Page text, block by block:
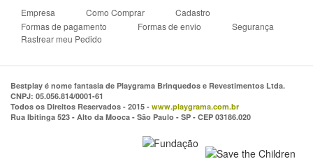
Empresa Como Comprar
Cadastro
Formas de pagamento
Formas de envio
Segurança
Rastrear meu Pedido
Bestplay é nome fantasia de Playgrama Brinquedos e Revestimentos Ltda.
CNPJ: 05.056.814/0001-61
Todos os Direitos Reservados - 2015 - www.playgrama.com.br
Rua Ibitinga 523 - Alto da Mooca - São Paulo - SP - CEP 03186.020